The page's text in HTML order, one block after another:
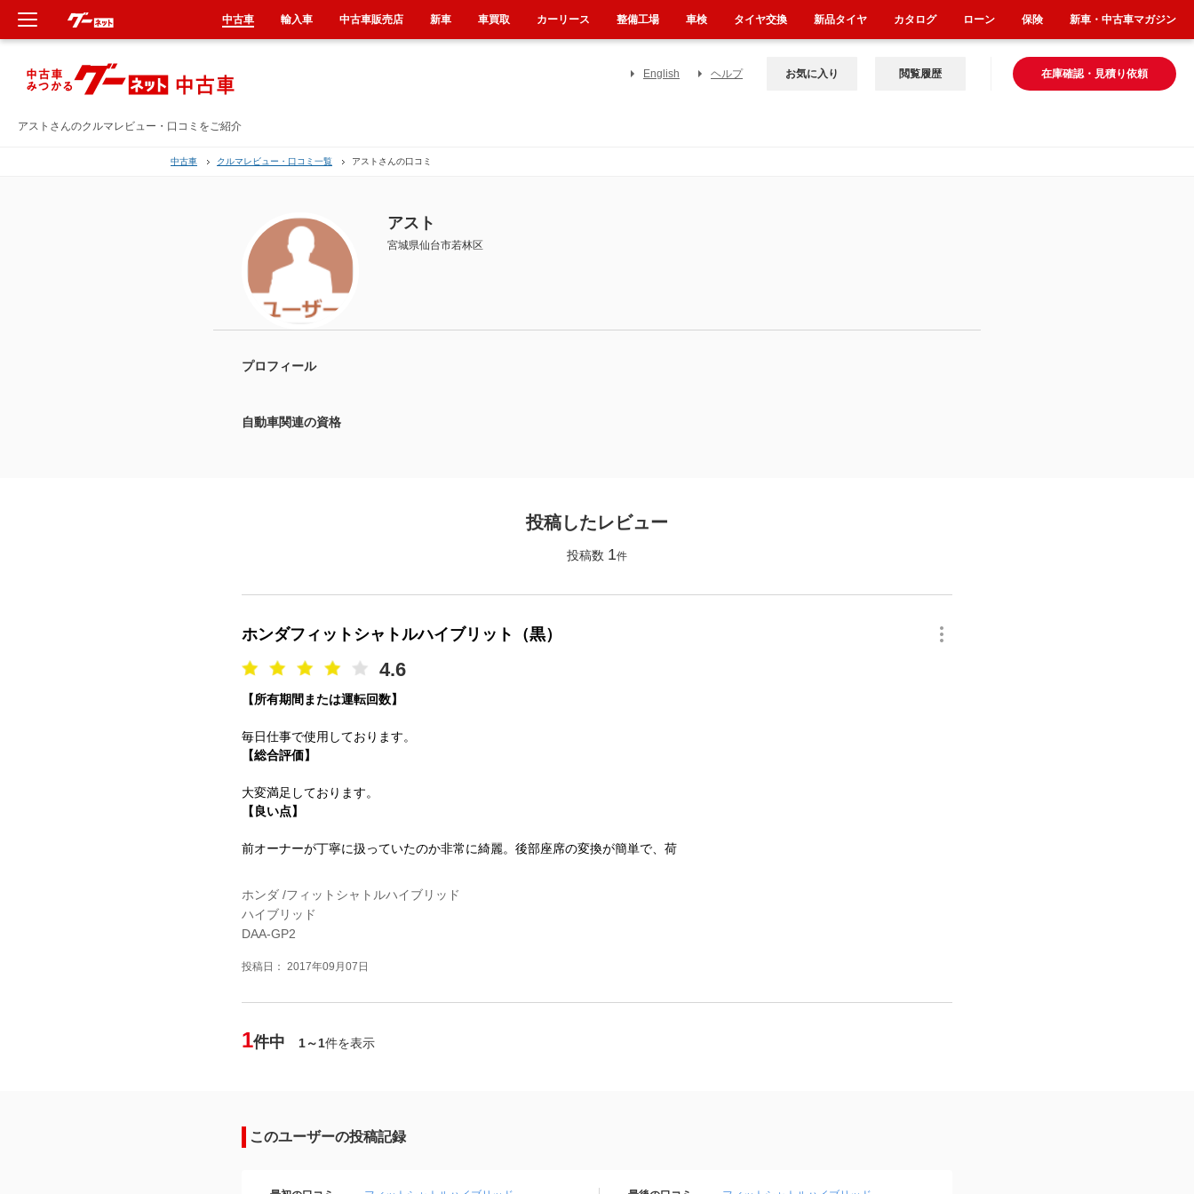
アストさんのクルマレビュー・口コミをご紹介
English ヘルプ 在庫確認・見積り依頼
お気に入り 閲覧履歴
中古車 クルマレビュー・口コミ一覧 アストさんの口コミ
アスト
宮城県仙台市若林区
プロフィール
自動車関連の資格
投稿したレビュー
投稿数 1件
ホンダフィットシャトルハイブリット（黒）
4.6
【所有期間または運転回数】
毎日仕事で使用しております。
【総合評価】
大変満足しております。
【良い点】
前オーナーが丁寧に扱っていたのか非常に綺麗。後部座席の変換が簡単で、荷
ホンダ /フィットシャトルハイブリッド
ハイブリッド
DAA-GP2
投稿日： 2017年09月07日
1件中 1～1件を表示
このユーザーの投稿記録
中古車 輸入車 中古車販売店 新車 車買取 カーリース 整備工場 車検 タイヤ交換 新品タイヤ カタログ ローン 保険 新車・中古車マガジン
新車
中古車